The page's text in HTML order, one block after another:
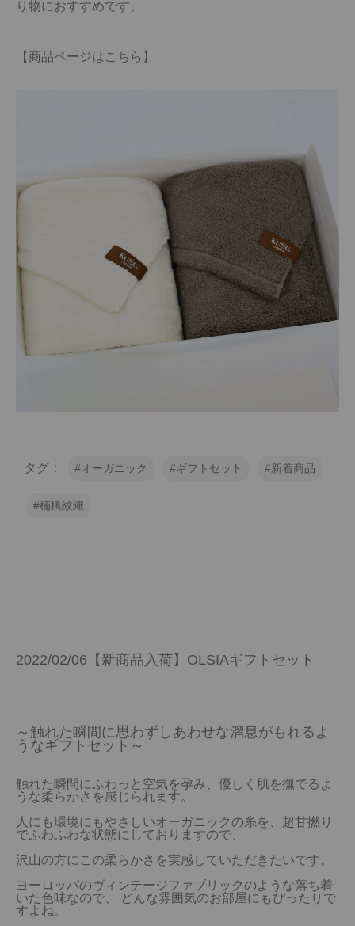
り物におすすめです。
【商品ページはこちら】
タグ： オーガニック ギフトセット 新着商品
楠橋紋織
2022/02/06【新商品入荷】OLSIAギフトセット
～触れた瞬間に思わずしあわせな溜息がもれるよ
うなギフトセット～
触れた瞬間にふわっと空気を孕み、優しく肌を撫でるよ
うな柔らかさを感じられます。
人にも環境にもやさしいオーガニックの糸を、超甘撚り
でふわふわな状態にしておりますので、
沢山の方にこの柔らかさを実感していただきたいです。
ヨーロッパのヴィンテージファブリックのような落ち着
いた色味なので、 どんな雰囲気のお部屋にもぴったりで
すよね。